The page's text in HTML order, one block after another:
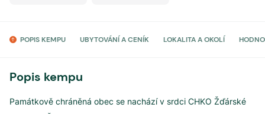
POPIS KEMPU UBYTOVÁNÍ A CENÍK LOKALITA A OKOLÍ
Popis kempu
Památkově chráněná obec se nachází v srdci CHKO Žďárské